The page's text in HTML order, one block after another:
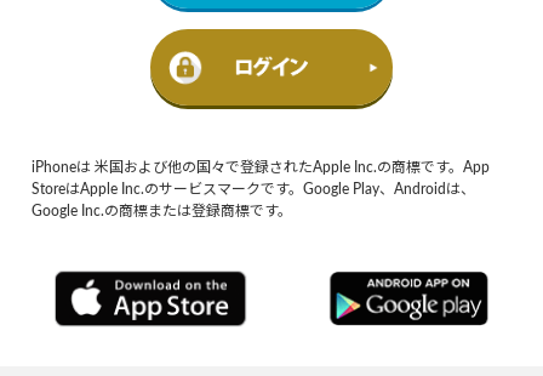
iPhoneは 米国および他の国々で登録されたApple Inc.の商標です。App
StoreはApple Inc.のサービスマークです。Google Play、Androidは、
Google Inc.の商標または登録商標です。